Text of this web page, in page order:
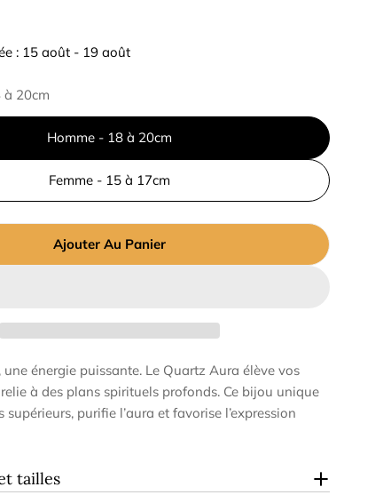
: 15 août - 19 août
à 20cm
Homme - 18 à 20cm
Femme - 15 à 17cm
Ajouter Au Panier
énergie puissante. Le Quartz Aura élève vos
à des plans spirituels profonds. Ce bijou unique
supérieurs, purifie l’aura et favorise l’expression
tailles